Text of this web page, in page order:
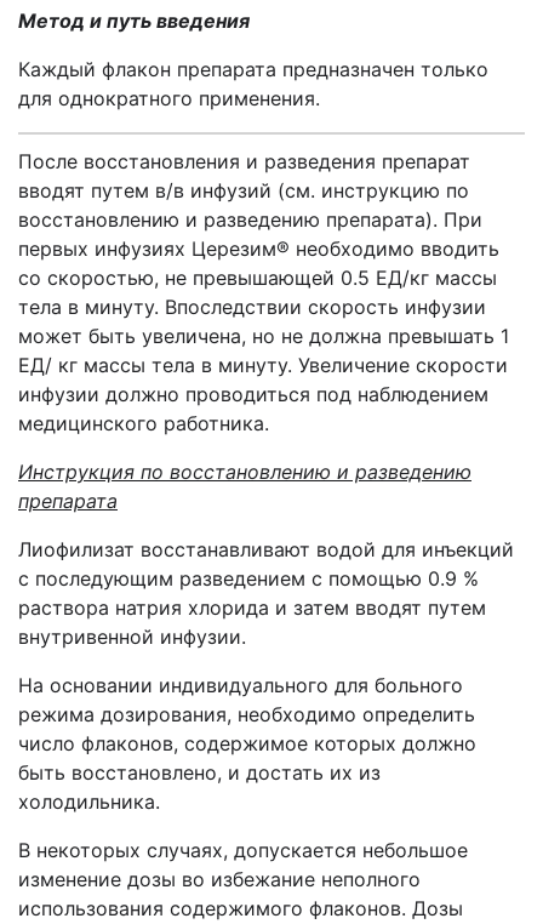
Метод и путь введения
Каждый флакон препарата предназначен только
для однократного применения.
После восстановления и разведения препарат
вводят путем в/в инфузий (см. инструкцию по
восстановлению и разведению препарата). При
первых инфузиях Церезим® необходимо вводить
со скоростью, не превышающей 0.5 ЕД/кг массы
тела в минуту. Впоследствии скорость инфузии
может быть увеличена, но не должна превышать 1
ЕД/ кг массы тела в минуту. Увеличение скорости
инфузии должно проводиться под наблюдением
медицинского работника.
Инструкция по восстановлению и разведению
препарата
Лиофилизат восстанавливают водой для инъекций
с последующим разведением с помощью 0.9 %
раствора натрия хлорида и затем вводят путем
внутривенной инфузии.
На основании индивидуального для больного
режима дозирования, необходимо определить
число флаконов, содержимое которых должно
быть восстановлено, и достать их из
холодильника.
В некоторых случаях, допускается небольшое
изменение дозы во избежание неполного
использования содержимого флаконов. Дозы